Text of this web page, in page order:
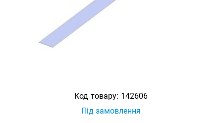
Код товару: 142606
Під замовлення